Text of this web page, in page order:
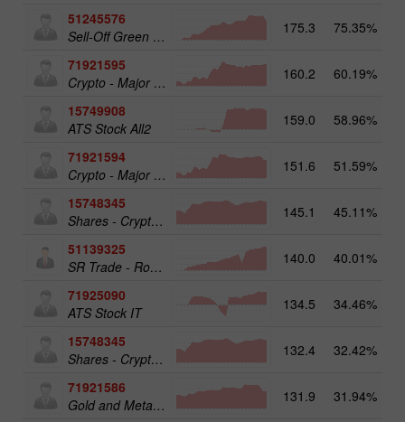
51245576
Sell-Off Green Energy 25
175.3 75.35%
71921595
Crypto - Major crypto 50
160.2 60.19%
15749908
ATS Stock All2
159.0 58.96%
71921594
Crypto - Major crypto 25
151.6 51.59%
15748345
Shares - Crypto 50
145.1 45.11%
51139325
SR Trade - RoboTRADE24
140.0 40.01%
71925090
ATS Stock IT
134.5 34.46%
15748345
Shares - Crypto 50
132.4 32.42%
71921586
Gold and Metals 25
131.9 31.94%